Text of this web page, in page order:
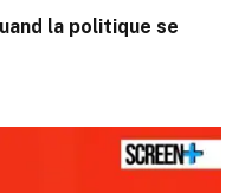
la politique se